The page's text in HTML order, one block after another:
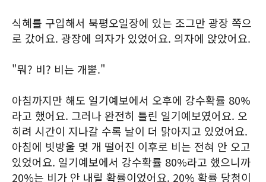
식혜를 구입해서 북평오일장에 있는 조그만 광장 쪽으
로 갔어요. 광장에 의자가 있었어요. 의자에 앉았어요.
"뭐? 비? 비는 개뿔."
아침까지만 해도 일기예보에서 오후에 강수확률 80%
라고 했어요. 그러나 완전히 틀린 일기예보였어요. 오
히려 시간이 지나갈 수록 날이 더 맑아지고 있었어요.
아침에 빗방울 몇 개 떨어진 이후로 비는 전혀 안 오고
있었어요. 일기예보에서 강수확률 80%라고 했으니까
20%는 비가 안 내릴 확률이었어요. 20% 확률 당첨이